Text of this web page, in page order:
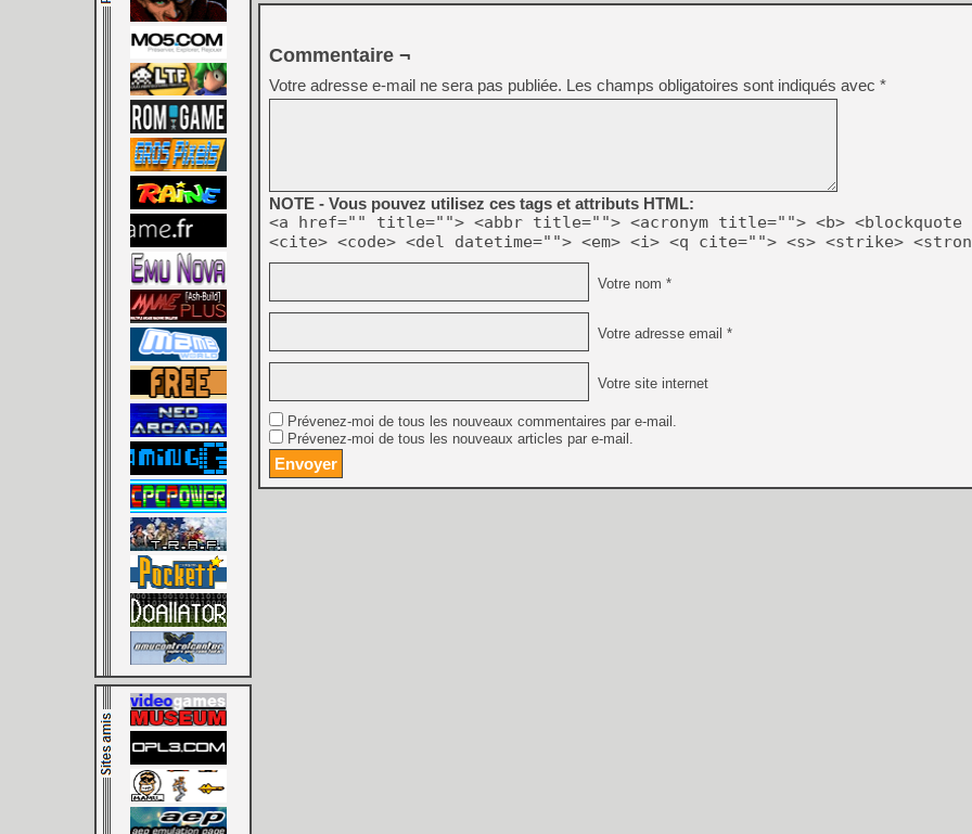
[LS] [PS5] Le WebKit
[GK] Oubliez Crazy Taxi,
[LS] [Switch] NSZ 5.0.0
[GK] No More Room in
[GK] Un chatbot Atelier
Commentaire ¬
Votre adresse e-mail ne sera pas publiée. Les champs obligatoires sont indiqués avec *
NOTE - Vous pouvez utilisez ces tags et attributs HTML:
<a href="" title=""> <abbr title=""> <acronym title=""> <b> <blockquote
<cite> <code> <del datetime=""> <em> <i> <q cite=""> <s> <strike>
Votre nom *
Votre adresse email *
Votre site internet
Prévenez-moi de tous les nouveaux commentaires par e-mail.
Prévenez-moi de tous les nouveaux articles par e-mail.